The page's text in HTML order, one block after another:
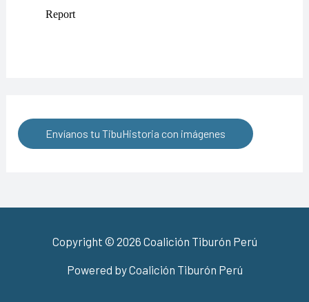
Envíanos tu TibuHistoria con imágenes
Copyright © 2026 Coalición Tiburón Perú
Powered by Coalición Tiburón Perú